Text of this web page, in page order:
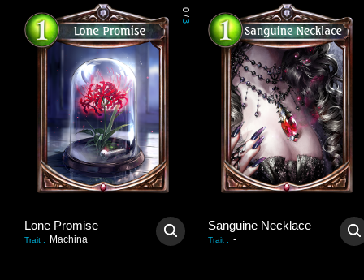
0
/
3
Lone Promise
Trait : Machina
Sanguine Necklace
Trait : -